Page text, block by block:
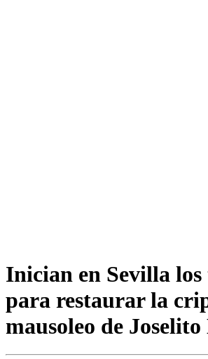
Inician en Sevilla
para restaurar la
mausoleo de